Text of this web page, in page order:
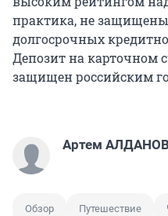
практика, не
долгосрочных
Депозит на карточном
защищен российским
Артем АЛДАНОВ
Обзор Путешествие